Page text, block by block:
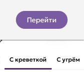
С креветкой С угрём
Перейти